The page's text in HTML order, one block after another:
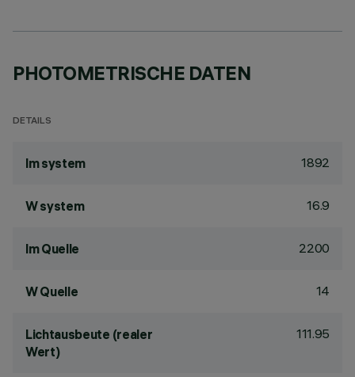
PHOTOMETRISCHE DATEN
DETAILS
lm system 1892
W system 16.9
lm Quelle 2200
W Quelle 14
Lichtausbeute (realer
Wert)
111.95